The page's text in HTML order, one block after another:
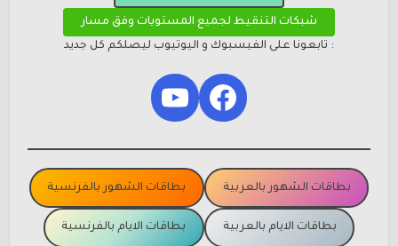
شبكات التنقيط لجميع المستويات وفق مسار
: تابعونا على الفيسبوك و اليوتيوب ليصلكم كل جديد
Facebook
YouTube
بطاقات الشهور بالعربية بطاقات الشهور بالفرنسية
بطاقات الايام بالعربية بطاقات الايام بالفرنسية